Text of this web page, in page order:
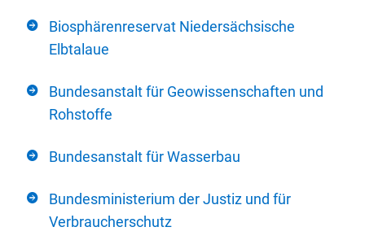
Biosphärenreservat Niedersächsische
Elbtalaue
Bundesanstalt für Geowissenschaften und
Rohstoffe
Bundesanstalt für Wasserbau
Bundesministerium der Justiz und für
Verbraucherschutz